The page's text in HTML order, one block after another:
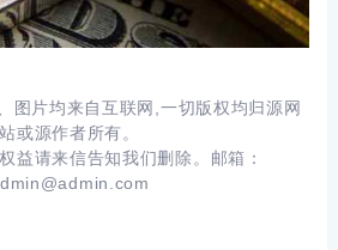
图片均来自互联网,一切版权均归源网
站或源作者所有。
益请来信告知我们删除。邮箱：